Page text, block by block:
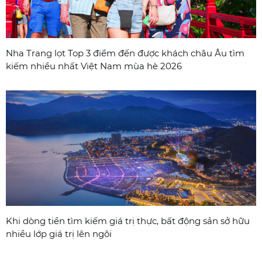
Nha Trang lọt Top 3 điểm đến được khách châu Âu tìm
kiếm nhiều nhất Việt Nam mùa hè 2026
Khi dòng tiền tìm kiếm giá trị thực, bất động sản sở hữu
nhiều lớp giá trị lên ngôi